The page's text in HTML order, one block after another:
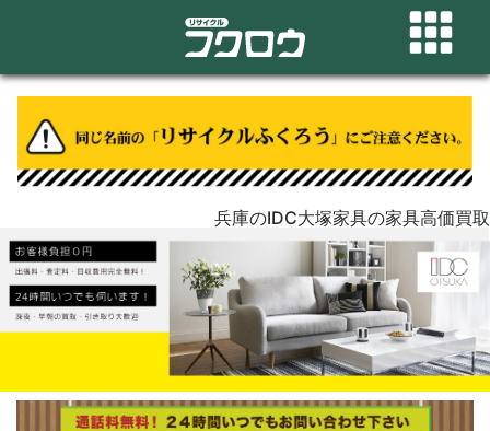
兵庫のIDC大塚家具の家具高価買取